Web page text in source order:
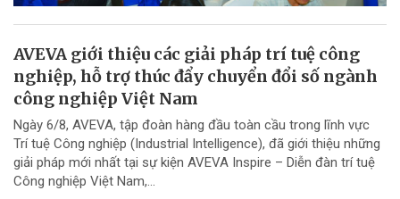
AVEVA giới thiệu các giải pháp trí tuệ công
nghiệp, hỗ trợ thúc đẩy chuyển đổi số ngành
công nghiệp Việt Nam
Ngày 6/8, AVEVA, tập đoàn hàng đầu toàn cầu trong lĩnh vực
Trí tuệ Công nghiệp (Industrial Intelligence), đã giới thiệu những
giải pháp mới nhất tại sự kiện AVEVA Inspire – Diễn đàn trí tuệ
Công nghiệp Việt Nam,...